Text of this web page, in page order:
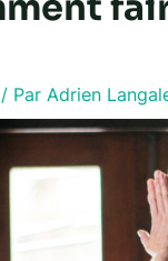
/ Par Adrien